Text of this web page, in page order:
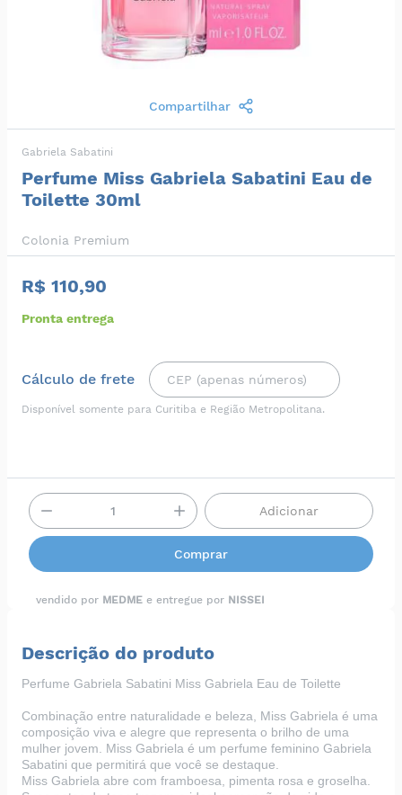
Compartilhar
Gabriela Sabatini
Perfume Miss Gabriela Sabatini Eau de
Toilette 30ml
Colonia Premium
R$ 110,90
Pronta entrega
Cálculo de frete
Disponível somente para Curitiba e Região Metropolitana.
Adicionar
Comprar
vendido por MEDME e entregue por NISSEI
Descrição do produto
Perfume Gabriela Sabatini Miss Gabriela Eau de Toilette
Combinação entre naturalidade e beleza, Miss Gabriela é uma
composição viva e alegre que representa o brilho de uma
mulher jovem. Miss Gabriela é um perfume feminino Gabriela
Sabatini que permitirá que você se destaque.
Miss Gabriela abre com framboesa, pimenta rosa e groselha.